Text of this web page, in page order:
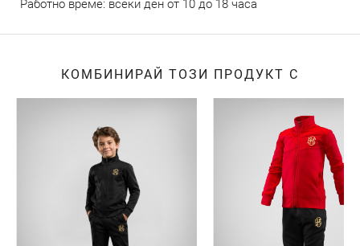
Работно време: всеки ден от 10 до 18 часа
КОМБИНИРАЙ ТОЗИ ПРОДУКТ С